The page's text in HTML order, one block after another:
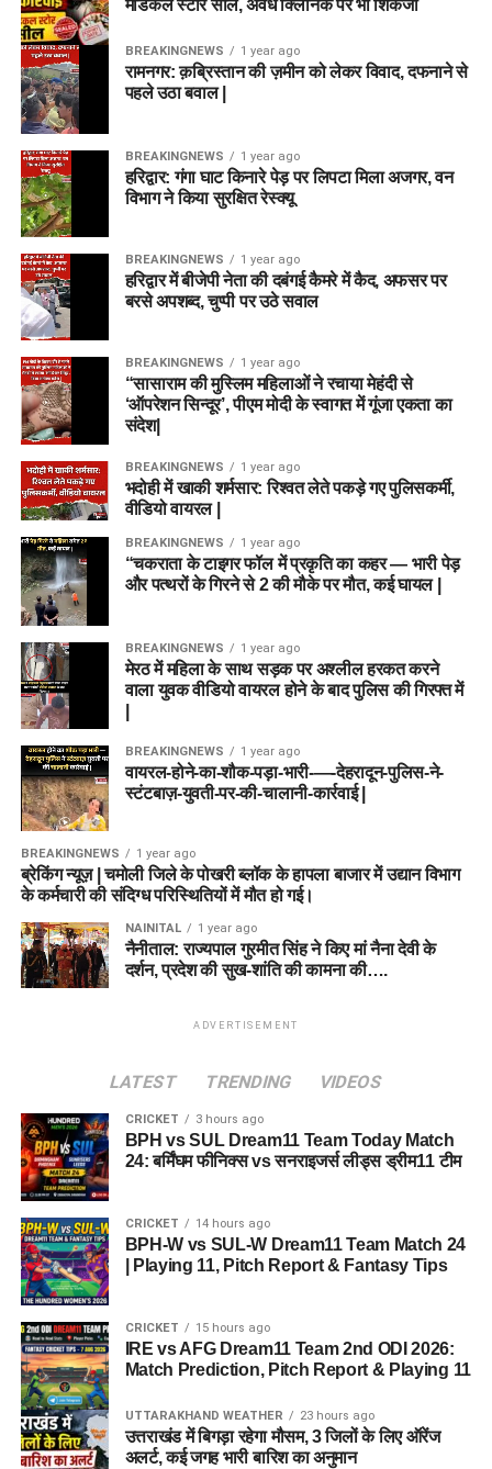
मेडिकल स्टोर सील, अवैध क्लिनिक पर भी शिकंजा
BREAKINGNEWS 1 year ago
रामनगर: क़ब्रिस्तान की ज़मीन को लेकर विवाद, दफनाने से
पहले उठा बवाल |
BREAKINGNEWS 1 year ago
हरिद्वार: गंगा घाट किनारे पेड़ पर लिपटा मिला अजगर, वन
विभाग ने किया सुरक्षित रेस्क्यू
BREAKINGNEWS 1 year ago
हरिद्वार में बीजेपी नेता की दबंगई कैमरे में कैद, अफसर पर
बरसे अपशब्द, चुप्पी पर उठे सवाल
BREAKINGNEWS 1 year ago
“सासाराम की मुस्लिम महिलाओं ने रचाया मेहंदी से
‘ऑपरेशन सिन्दूर’, पीएम मोदी के स्वागत में गूंजा एकता का
संदेश|
BREAKINGNEWS 1 year ago
भदोही में खाकी शर्मसार: रिश्वत लेते पकड़े गए पुलिसकर्मी,
वीडियो वायरल |
BREAKINGNEWS 1 year ago
“चकराता के टाइगर फॉल में प्रकृति का कहर — भारी पेड़
और पत्थरों के गिरने से 2 की मौके पर मौत, कई घायल |
BREAKINGNEWS 1 year ago
मेरठ में महिला के साथ सड़क पर अश्लील हरकत करने
वाला युवक वीडियो वायरल होने के बाद पुलिस की गिरफ्त में
BREAKINGNEWS 1 year ago
वायरल-होने-का-शौक-पड़ा-भारी-—-देहरादून-पुलिस-ने-
स्टंटबाज़-युवती-पर-की-चालानी-कार्रवाई |
BREAKINGNEWS 1 year ago
ब्रेकिंग न्यूज़ | चमोली जिले के पोखरी ब्लॉक के हापला बाजार में उद्यान विभाग
के कर्मचारी की संदिग्ध परिस्थितियों में मौत हो गई।
NAINITAL 1 year ago
नैनीताल: राज्यपाल गुरमीत सिंह ने किए मां नैना देवी के
दर्शन, प्रदेश की सुख-शांति की कामना की….
ADVERTISEMENT
LATEST TRENDING VIDEOS
CRICKET 3 hours ago
BPH vs SUL Dream11 Team Today Match
24: बर्मिंघम फीनिक्स vs सनराइजर्स लीड्स ड्रीम11 टीम
CRICKET 14 hours ago
BPH-W vs SUL-W Dream11 Team Match 24
| Playing 11, Pitch Report & Fantasy Tips
CRICKET 15 hours ago
IRE vs AFG Dream11 Team 2nd ODI 2026:
Match Prediction, Pitch Report & Playing 11
UTTARAKHAND WEATHER 23 hours ago
उत्तराखंड में बिगड़ा रहेगा मौसम, 3 जिलों के लिए ऑरेंज
अलर्ट, कई जगह भारी बारिश का अनुमान